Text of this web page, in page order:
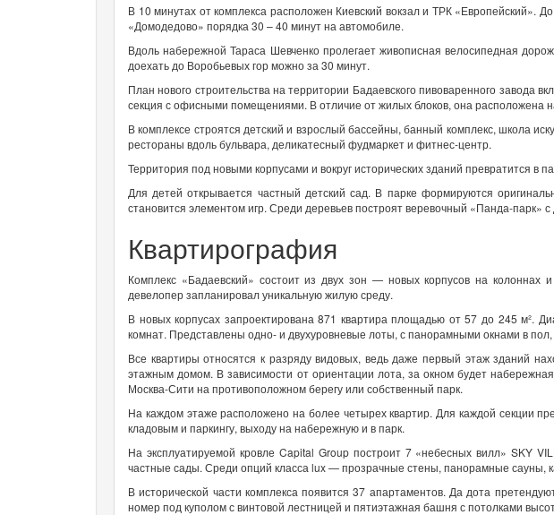
В 10 минутах от комплекса расположен Киевский вокзал и ТРК «Европейский».
«Домодедово» порядка 30 – 40 минут на автомобиле.
Вдоль набережной Тараса Шевченко пролегает живописная велосипедная
доехать до Воробьевых гор можно за 30 минут.
План нового строительства на территории Бадаевского пивоваренного завода
секция с офисными помещениями. В отличие от жилых блоков, она расположена
В комплексе строятся детский и взрослый бассейны, банный комплекс, школа
рестораны вдоль бульвара, деликатесный фудмаркет и фитнес-центр.
Территория под новыми корпусами и вокруг исторических зданий превратится в
Для детей открывается частный детский сад. В парке формируются
становится элементом игр. Среди деревьев построят веревочный «Панда-парк»
Квартирография
Комплекс «Бадаевский» состоит из двух зон — новых корпусов на колоннах
девелопер запланировал уникальную жилую среду.
В новых корпусах запроектирована 871 квартира площадью от 57 до 245 м².
комнат. Представлены одно- и двухуровневые лоты, с панорамными окнами в
Все квартиры относятся к разряду видовых, ведь даже первый этаж зданий
этажным домом. В зависимости от ориентации лота, за окном будет
Москва-Сити на противоположном берегу или собственный парк.
На каждом этаже расположено на более четырех квартир. Для каждой секции
кладовым и паркингу, выходу на набережную и в парк.
На эксплуатируемой кровле Capital Group построит 7 «небесных вилл» SKY
частные сады. Среди опций класса lux — прозрачные стены, панорамные сауны,
В исторической части комплекса появится 37 апартаментов. Да дота
номер под куполом с винтовой лестницей и пятиэтажная башня с потолками